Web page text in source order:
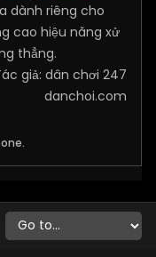
dành riêng cho
cao hiệu năng xử
thẳng.
giả: dân chơi 247
danchoi.com